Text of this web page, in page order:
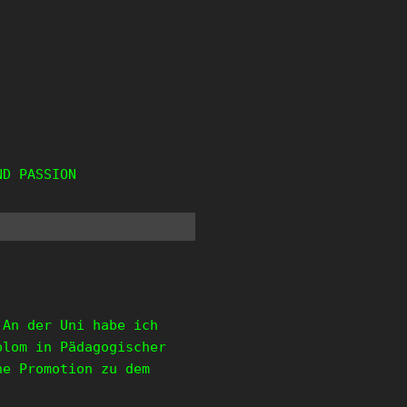
PASSION
der Uni habe ich
in Pädagogischer
Promotion zu dem